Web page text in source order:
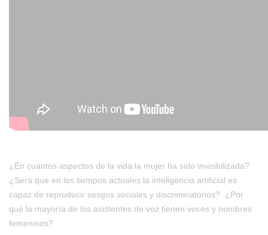
¿En cuántos aspectos de la vida la mujer ha sido invisibilizada?
¿Será que en los tiempos actuales la inteligencia artificial es
capaz de reproducir sesgos sociales y discriminatorios? ¿Por
qué la mayoría de los asistentes de voz tienen voces y nombres
femeninos?